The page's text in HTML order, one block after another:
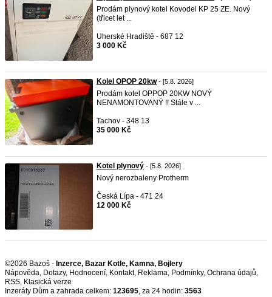
Prodám plynový kotel Kovodel KP 25 ZE. Nový
(třicet let ...
Uherské Hradiště - 687 12
3 000 Kč
Kolel OPOP 20kw- [5.8. 2026]
Prodám kotel OPPOP 20KW NOVÝ
NENAMONTOVANÝ !! Stále v ...
Tachov - 348 13
35 000 Kč
Kotel plynový - [5.8. 2026]
Nový nerozbaleny Protherm
Česká Lípa - 471 24
12 000 Kč
©2026 Bazoš - Inzerce, Bazar Kotle, Kamna, Bojlery
Nápověda, Dotazy, Hodnocení, Kontakt, Reklama, Podmínky, Ochrana údajů,
RSS,
Inzeráty Dům a zahrada celkem: 123695, za 24 hodin: 3563